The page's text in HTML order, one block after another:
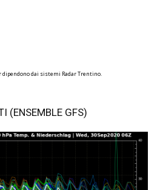
dai sistemi Radar Trentino.
(ENSEMBLE GFS)